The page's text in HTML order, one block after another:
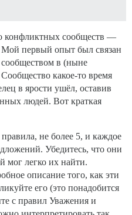
конфликтных сообществ —
Мой первый опыт был связан
в (ныне
какое-то время
в ярости ушёл, оставив
людей. Вот краткая
не более 5, и каждое
Убедитесь, что они
мог легко их найти.
описание того, как эти
его (это понадобится
с правил Уважения и